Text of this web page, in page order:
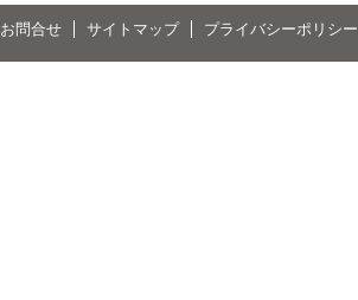
お問合せ サイトマップ プライバシーポリシー